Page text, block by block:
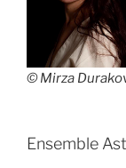
© Mirza
Ensemble